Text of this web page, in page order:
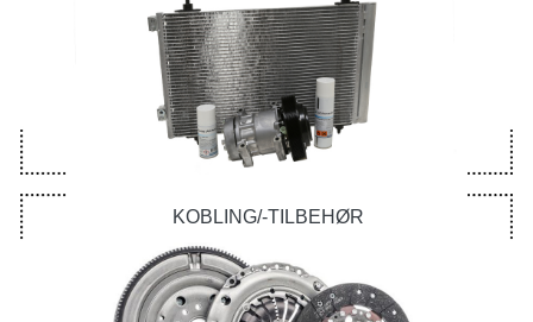
KOBLING/-TILBEHØR